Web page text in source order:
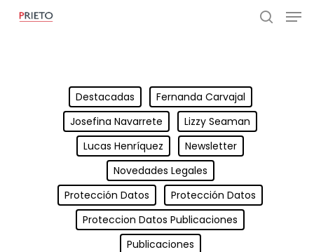
Destacadas
Fernanda Carvajal
Josefina Navarrete
Lizzy Seaman
Lucas Henríquez
Newsletter
Novedades Legales
Protección Datos
Protección Datos
Proteccion Datos Publicaciones
Publicaciones